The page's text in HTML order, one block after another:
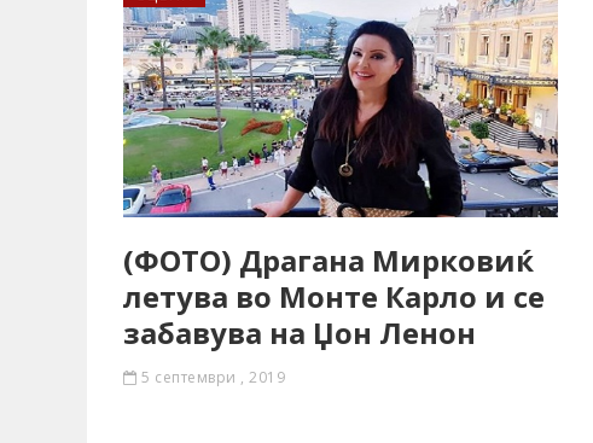
(ФОТО) Драгана Мирковиќ
летува во Монте Карло и се
забавува на Џон Ленон
5 септември , 2019